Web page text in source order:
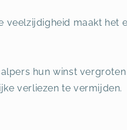
veelzijdigheid maakt het
hun winst
verliezen te vermijden.